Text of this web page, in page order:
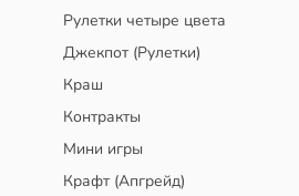
Рулетки четыре цвета
Джекпот (Рулетки)
Краш
Контракты
Мини игры
Крафт (Апгрейд)